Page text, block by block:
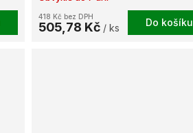
418 Kč bez DPH
505,78 Kč / ks Do košíku